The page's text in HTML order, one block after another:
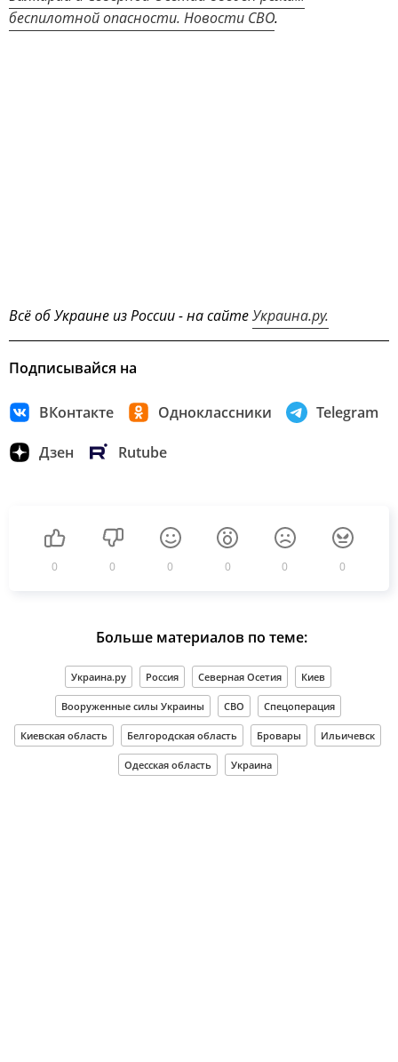
беспилотной опасности. Новости СВО.
Всё об Украине из России - на сайтеУкраина.ру.
Подписывайся на
ВКонтакте Одноклассники Telegram
Дзен Rutube
0 0 0 0 0 0
Больше материалов по теме:
Украина.ру Россия Северная Осетия Киев
Вооруженные силы Украины СВО Спецоперация
Киевская область Белгородская область Бровары Ильичевск
Одесская область Украина